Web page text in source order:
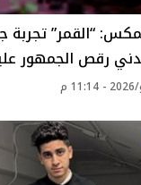
“القمر” تجربة
رقص الجمهور